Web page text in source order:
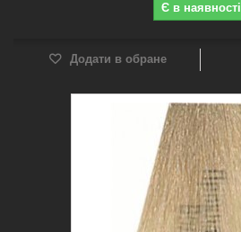
Є в наявності
Додати в обране